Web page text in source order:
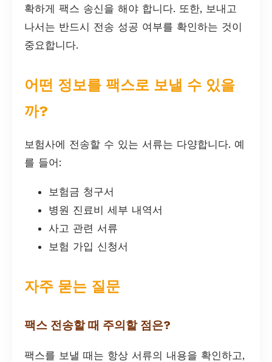
확하게 팩스 송신을 해야 합니다. 또한, 보내고
나서는 반드시 전송 성공 여부를 확인하는 것이
중요합니다.
어떤 정보를 팩스로 보낼 수 있을
까?
보험사에 전송할 수 있는 서류는 다양합니다. 예
를 들어:
보험금 청구서
병원 진료비 세부 내역서
사고 관련 서류
보험 가입 신청서
자주 묻는 질문
팩스 전송할 때 주의할 점은?
팩스를 보낼 때는 항상 서류의 내용을 확인하고,